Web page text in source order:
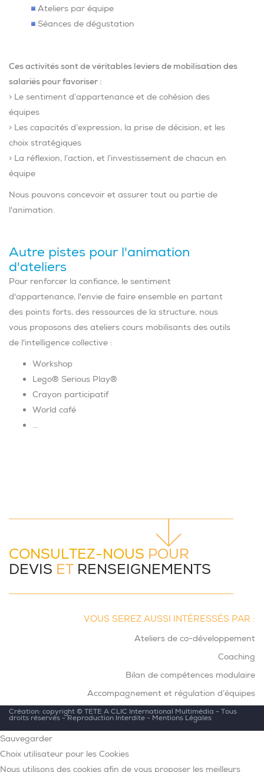
Ateliers par équipe
Séances de dégustation
Ces activités sont de véritables leviers de mobilisation des
salariés pour favoriser :
> Le sentiment d’appartenance et de cohésion des
équipes
> Les capacités d’expression, la prise de décision, et les
choix stratégiques
> La réflexion, l’action, et l’investissement de chacun en
équipe
Nous pouvons concevoir et assurer tout ou partie de
l'animation.
Autre pistes pour l'animation
d'ateliers
Pour renforcer la confiance, le sentiment
d'appartenance, l'envie de faire ensemble en partant
des points forts, des ressources de la structure, nous
vous proposons des ateliers cours mobilisants des outils
de l'intelligence collective :
Workshop
Lego® Serious Play®
Crayon participatif
World café
...
CONSULTEZ-NOUS POUR
DEVIS ET RENSEIGNEMENTS
VOUS SEREZ AUSSI INTÉRESSÉS PAR :
Ateliers de co-développement
Coaching
Bilan de compétences modulaire
Accompagnement et régulation d’équipes
Création: copyright ©TETE A CLIC International Multimédia - Tous
droits réservés - Reproduction Interdite - Mentions Légales
Sauvegarder
Choix utilisateur pour les Cookies
Nous utilisons des cookies afin de vous proposer les meilleurs